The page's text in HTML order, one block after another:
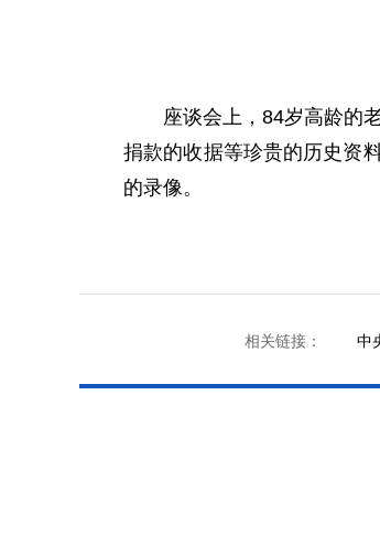
座谈会上，84岁高龄的老
捐款的收据等珍贵的历史资
的录像。
相关链接： 中